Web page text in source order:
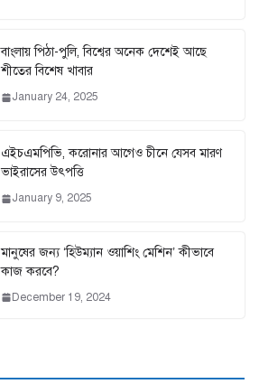
বাংলায় পিঠা-পুলি, বিশ্বের অনেক দেশেই আছে
শীতের বিশেষ খাবার
January 24, 2025
এইচএমপিভি, করোনার আগেও চীনে যেসব মারণ
ভাইরাসের উৎপত্তি
January 9, 2025
মানুষের জন্য ‘হিউম্যান ওয়াশিং মেশিন’ কীভাবে
কাজ করবে?
December 19, 2024